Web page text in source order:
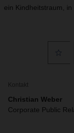
ein Kindheitstraum,
Kontakt
Christian Weber
Corporate Public